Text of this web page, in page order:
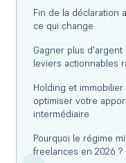
Fin de la déclaration
ce qui change
Gagner plus
leviers actionnables
Holding et
optimiser votre
intermédiaire
Pourquoi le régime
freelances en 2026 ?